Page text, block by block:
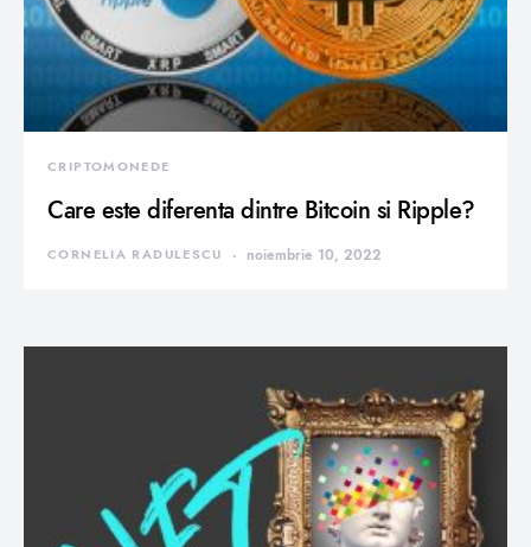
CRIPTOMONEDE
Care este diferenta dintre Bitcoin si Ripple?
CORNELIA RADULESCU noiembrie 10, 2022